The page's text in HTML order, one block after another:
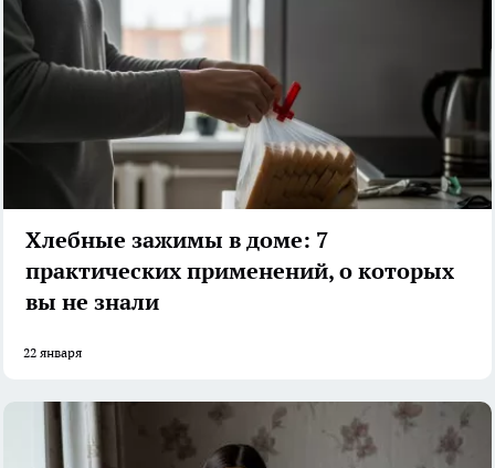
Хлебные зажимы в доме: 7
практических применений, о которых
вы не знали
22 января